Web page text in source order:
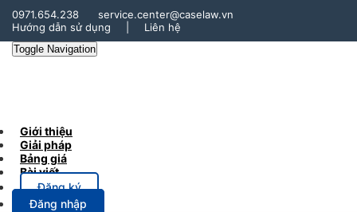
0971.654.238
service.center@caselaw.vn
Hướng dẫn sử dụng
Liên hệ
Toggle Navigation
Giới thiệu
Giải pháp
Bảng giá
Bài viết
Đăng ký
Đăng nhập